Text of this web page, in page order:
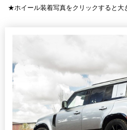
★ホイール装着写真をクリックすると大